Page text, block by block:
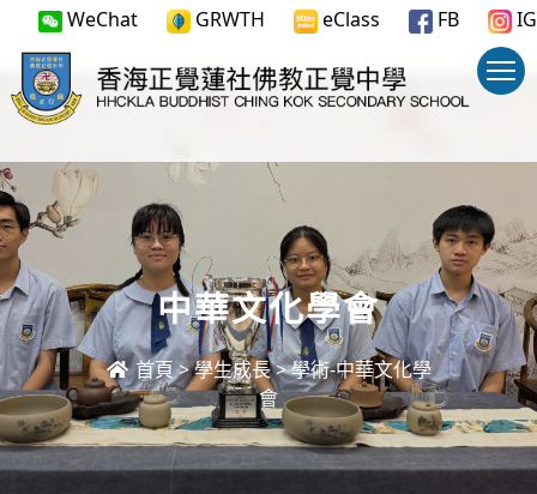
WeChat GRWTH eClass FB IG
中華文化學會
首頁>學生成長>學術-中華文化學
會